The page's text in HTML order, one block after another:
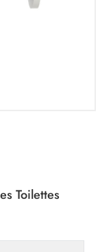
Toilettes